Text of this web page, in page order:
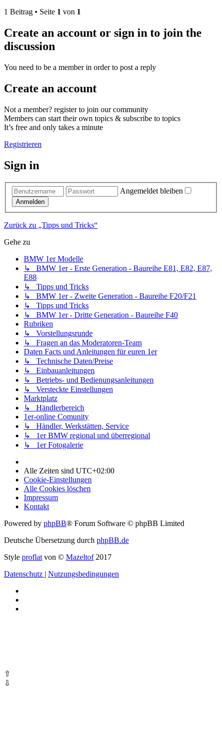
1 Beitrag • Seite 1 von 1
Create an account or sign in to join the
discussion
You need to be a member in order to post a reply
Create an account
Not a member? register to join our community
Members can start their own topics & subscribe to topics
It’s free and only takes a minute
Registrieren
Sign in
Angemeldet bleiben
Anmelden
Zurück zu „Tipps und Tricks“
Gehe zu
BMW 1er Modelle
↳ BMW 1er - Erste Generation - Baureihe E81, E82, E87,
E88
↳ Tipps und Tricks
↳ BMW 1er - Zweite Generation - Baureihe F20/F21
↳ Tipps und Tricks
↳ BMW 1er - Dritte Generation - Baureihe F40
Rubriken
↳ Vorstellungsrunde
↳ Fragen an das Moderatoren-Team
Daten Facts und Anleitungen für euren 1er
↳ Technische Daten/Preise
↳ Einbauanleitungen
↳ Betriebs- und Bedienungsanleitungen
↳ Versteckte Einstellungen
Marktplatz
↳ Händlerbereich
1er-online Comunity
↳ Händler, Werkstätten, Service
↳ 1er BMW regional und überregional
↳ 1er Fotogalerie
Alle Zeiten sind UTC+02:00
Cookie-Einstellungen
Alle Cookies löschen
Impressum
Kontakt
Powered by phpBB® Forum Software © phpBB Limited
Deutsche Übersetzung durch phpBB.de
Style proflat von © Mazeltof2017
Datenschutz | Nutzungsbedingungen
⇧
⇩